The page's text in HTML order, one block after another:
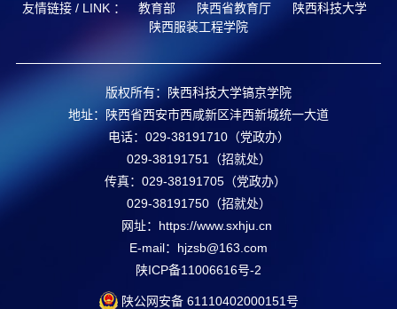
友情链接 / LINK ： 教育部 陕西省教育厅
陕西科技大学
陕西服装工程学院
版权所有：陕西科技大学镐京学院
地址：陕西省西安市西咸新区沣西新城统一大道
电话：029-38191710（党政办）
029-38191751（招就处）
传真：029-38191705（党政办）
029-38191750（招就处）
网址：https://www.sxhju.cn
E-mail：hjzsb@163.com
陕ICP备11006616号-2
陕公网安备61110402000151号